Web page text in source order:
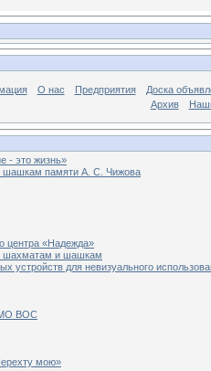
О нас Предприятия
Доска
Архив
- это жизнь»
шашкам памяти А. С. Чижова
центра «Надежда»
шахматам и шашкам
устройств для невизуального
МО ВОС
мою»